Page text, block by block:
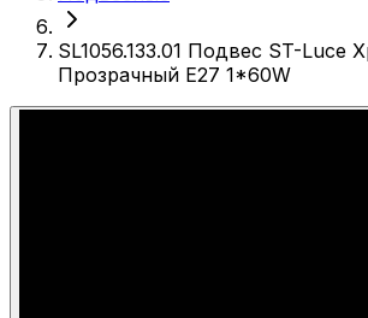
SL1056.133.01 Подвес ST-Luce
Прозрачный E27 1*60W